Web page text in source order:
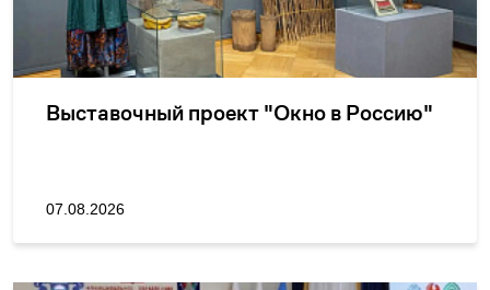
Выставочный проект "Окно в Россию"
07.08.2026